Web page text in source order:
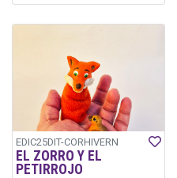
EDIC25DIT-CORHIVERN
EL ZORRO Y EL
PETIRROJO